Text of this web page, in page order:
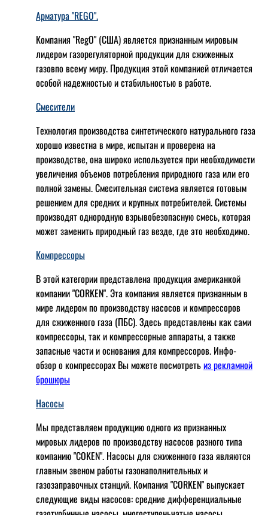
Арматура "REGO".
Компания "RegO" (США) является признанным мировым
лидером газорегуляторной продукции для сжиженных
газовпо всему миру. Продукция этой компанией отличается
особой надежностью и стабильностью в работе.
Смесители
Технология производства синтетического натурального газа
хорошо известна в мире, испытан и проверена на
производстве, она широко используется при необходимости
увеличения объемов потребления природного газа или его
полной замены. Смесительная система является готовым
решением для средних и крупных потребителей. Системы
производят однородную взрывобезопасную смесь, которая
может заменить природный газ везде, где это необходимо.
Компрессоры
В этой категории представлена продукция американкой
компании "CORKEN". Эта компания является признанным в
мире лидером по производству насосов и компрессоров
для сжиженного газа (ПБС). Здесь представлены как сами
компрессоры, так и компрессорные аппараты, а также
запасные части и основания для компрессоров. Инфо-
обзор о компрессорах Вы можете посмотретьиз рекламной
брошюры
Насосы
Мы представляем продукцию одного из признанных
мировых лидеров по производству насосов разного типа
компанию "COKEN". Насосы для сжиженного газа являются
главным звеном работы газонаполнительных и
газозаправочных станций. Компания "CORKEN" выпускает
следующие виды насосов: cредние дифференциальные